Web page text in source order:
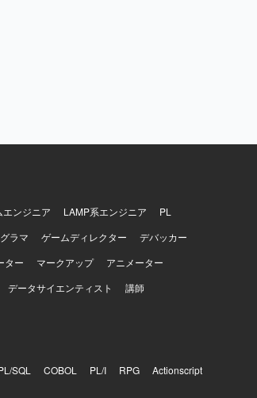
エンジニア LAMP系エンジニア
PL
ラマ ゲームディレクター
デバッカー
ター マークアップ
アニメーター
データサイエンティスト 講師
SQL COBOL PL/I RPG
Actionscript